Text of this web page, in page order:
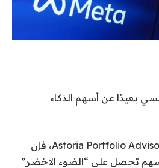
بعيدًا عن أسهم الذكاء
وفقًا لجون دافي، من Astoria Portfolio Advisors، فإن
تحصل على “الضوء الأخضر”